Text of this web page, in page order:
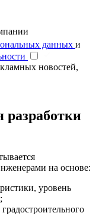
данных и
новостей,
разработки
на основе:
уровень